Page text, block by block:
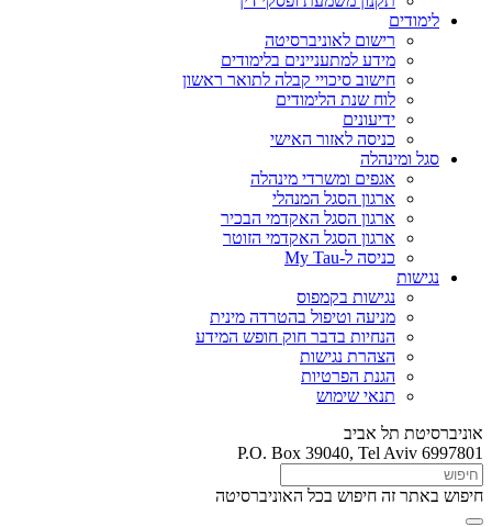
לימודים
רישום לאוניברסיטה
מידע למתעניינים בלימודים
חישוב סיכויי קבלה לתואר ראשון
לוח שנת הלימודים
ידיעונים
כניסה לאזור האישי
סגל ומינהלה
אגפים ומשרדי מינהלה
ארגון הסגל המנהלי
ארגון הסגל האקדמי הבכיר
ארגון הסגל האקדמי הזוטר
כניסה ל-My Tau
נגישות
נגישות בקמפוס
מניעה וטיפול בהטרדה מינית
הנחיות בדבר חוק חופש המידע
הצהרת נגישות
הגנת הפרטיות
תנאי שימוש
אוניברסיטת תל אביב
P.O. Box 39040, Tel Aviv 6997801
חיפוש באתר זה חיפוש בכל האוניברסיטה